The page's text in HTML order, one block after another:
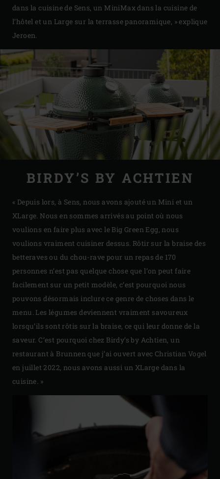
dans la cuisine de Sens, un MiniMax dans la cuisine de
l’hôtel et un Large sur la terrasse panoramique, » explique
Jeroen.
BIRDY’S BY ACHTIEN
« Depuis lors, à Sens, nous avons ajouté un Mini et un
XLarge. Nous en sommes arrivés au point où nous
voulions en faire plus avec le Big Green Egg, nous
voulions vraiment cuisiner dessus. Rôtir sur la braise des
betteraves ou du chou-rave pour un repas de 170
personnes n’est pas quelque chose que l’on peut faire
facilement sur un petit modèle, c’est pourquoi nous
pouvons désormais inclure ce genre de choses dans le
menu. Les légumes deviennent vraiment savoureux
lorsqu’ils sont rôtis sur la braise, ce qui leur donne de la
saveur. C’est pourquoi chez Birdy’s by Achtien, un
restaurant à Brunnen que j’ai ouvert avec Christian Vogel
en juillet 2022, nous avons aussi un XLarge dans la
cuisine. »